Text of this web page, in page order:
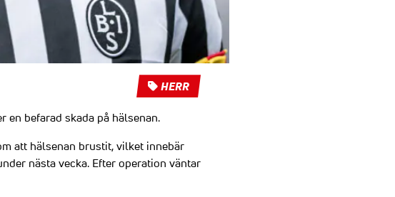
HERR
befarad skada på hälsenan.
att hälsenan brustit, vilket innebär
nästa vecka. Efter operation väntar